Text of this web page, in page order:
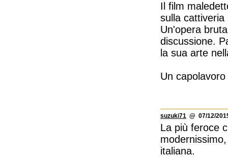
Il film
sulla
Un'opera
discussione.
la sua arte
Un
suzuki71 @ 07/12/
La più feroce
italiana.